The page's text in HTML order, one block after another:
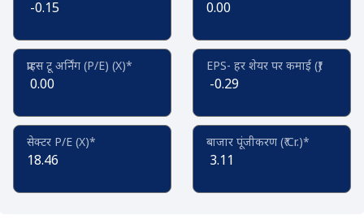
-0.15 0.00
प्राइस टू अर्निंग (P/E) (X)*
0.00
EPS- हर शेयर पर कमाई (₹)
-0.29
सेक्टर P/E (X)*
18.46
बाजार पूंजीकरण (₹ Cr.)*
3.11